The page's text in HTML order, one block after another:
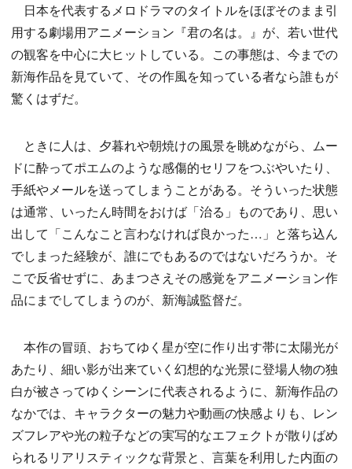
日本を代表するメロドラマのタイトルをほぼそのまま引
用する劇場用アニメーション『君の名は。』が、若い世代
の観客を中心に大ヒットしている。この事態は、今までの
新海作品を見ていて、その作風を知っている者なら誰もが
驚くはずだ。
ときに人は、夕暮れや朝焼けの風景を眺めながら、ムー
ドに酔ってポエムのような感傷的セリフをつぶやいたり、
手紙やメールを送ってしまうことがある。そういった状態
は通常、いったん時間をおけば「治る」ものであり、思い
出して「こんなこと言わなければ良かった…」と落ち込ん
でしまった経験が、誰にでもあるのではないだろうか。そ
こで反省せずに、あまつさえその感覚をアニメーション作
品にまでしてしまうのが、新海誠監督だ。
本作の冒頭、おちてゆく星が空に作り出す帯に太陽光が
あたり、細い影が出来ていく幻想的な光景に登場人物の独
白が被さってゆくシーンに代表されるように、新海作品の
なかでは、キャラクターの魅力や動画の快感よりも、レン
ズフレアや光の粒子などの実写的なエフェクトが散りばめ
られるリアリスティックな背景と、言葉を利用した内面の